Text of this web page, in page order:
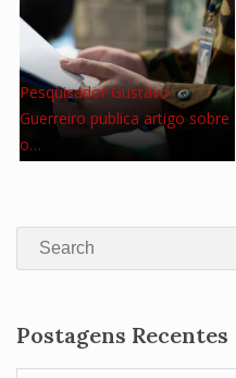
Pesquisador Gustavo
Guerreiro publica artigo sobre
o…
Search
Postagens Recentes